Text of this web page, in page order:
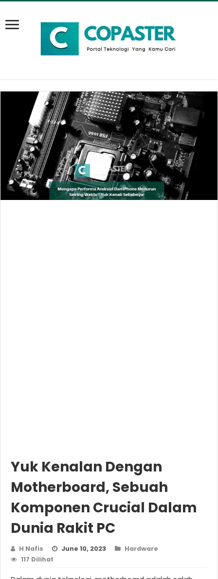
Yuk Kenalan Dengan
Motherboard, Sebuah
Komponen Crucial Dalam
Dunia Rakit PC
H Nafis June 10, 2023
Hardware
117 Dilihat